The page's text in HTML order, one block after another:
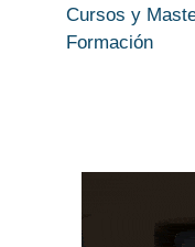
Cursos y
Formación